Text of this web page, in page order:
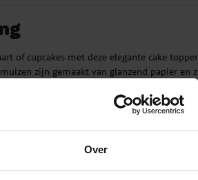
Over
of cupcakes met deze elegante cake
zijn gemaakt van glanzend papier en
taart lijken te zweven. Een eenvoudige
ca 20 cm